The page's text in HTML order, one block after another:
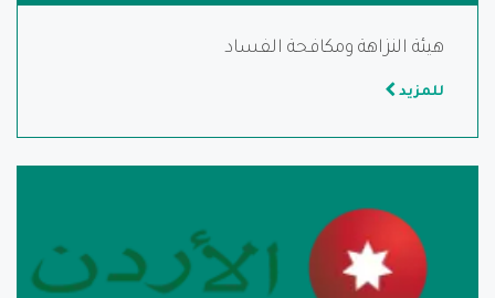
هيئة النزاهة ومكافحة الفساد
للمزيد